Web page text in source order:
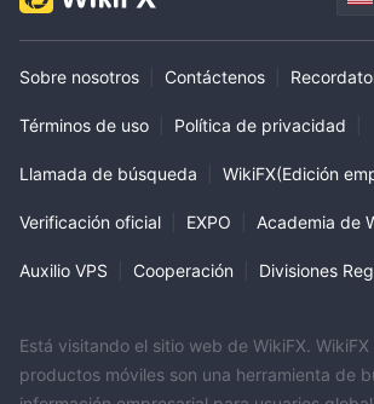
Sobre nosotros Contáctenos
Términos de uso Política de privacidad
Llamada de búsqueda WikiFX(Edición
Verificación oficial EXPO Academia de
Auxilio VPS Cooperación Divisiones
Está visitando el sitio web de WikiFX.
productos móviles son una herramienta de